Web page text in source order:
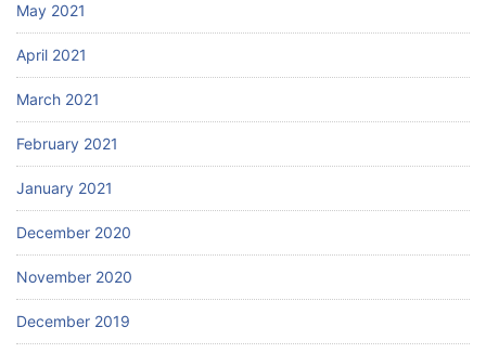
May 2021
April 2021
March 2021
February 2021
January 2021
December 2020
November 2020
December 2019